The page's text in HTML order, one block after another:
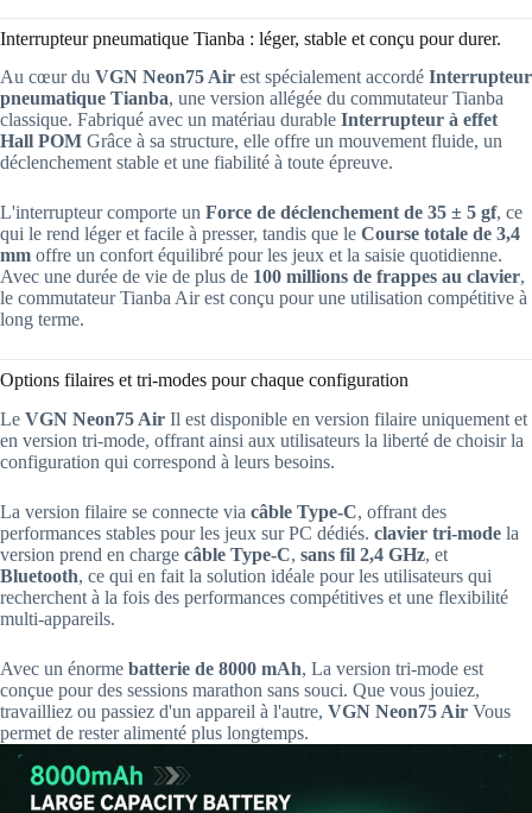
Interrupteur pneumatique Tianba : léger, stable et conçu pour durer.
Au cœur du VGN Neon75 Air est spécialement accordé Interrupteur
pneumatique Tianba, une version allégée du commutateur Tianba
classique. Fabriqué avec un matériau durable Interrupteur à effet
Hall POM Grâce à sa structure, elle offre un mouvement fluide, un
déclenchement stable et une fiabilité à toute épreuve.
L'interrupteur comporte un Force de déclenchement de 35 ± 5 gf, ce
qui le rend léger et facile à presser, tandis que le Course totale de 3,4
mm offre un confort équilibré pour les jeux et la saisie quotidienne.
Avec une durée de vie de plus de 100 millions de frappes au clavier,
le commutateur Tianba Air est conçu pour une utilisation compétitive à
long terme.
Options filaires et tri-modes pour chaque configuration
Le VGN Neon75 Air Il est disponible en version filaire uniquement et
en version tri-mode, offrant ainsi aux utilisateurs la liberté de choisir la
configuration qui correspond à leurs besoins.
La version filaire se connecte via câble Type-C, offrant des
performances stables pour les jeux sur PC dédiés. clavier tri-mode la
version prend en charge câble Type-C, sans fil 2,4 GHz, et
Bluetooth, ce qui en fait la solution idéale pour les utilisateurs qui
recherchent à la fois des performances compétitives et une flexibilité
multi-appareils.
Avec un énorme batterie de 8000 mAh, La version tri-mode est
conçue pour des sessions marathon sans souci. Que vous jouiez,
travailliez ou passiez d'un appareil à l'autre, VGN Neon75 Air Vous
permet de rester alimenté plus longtemps.